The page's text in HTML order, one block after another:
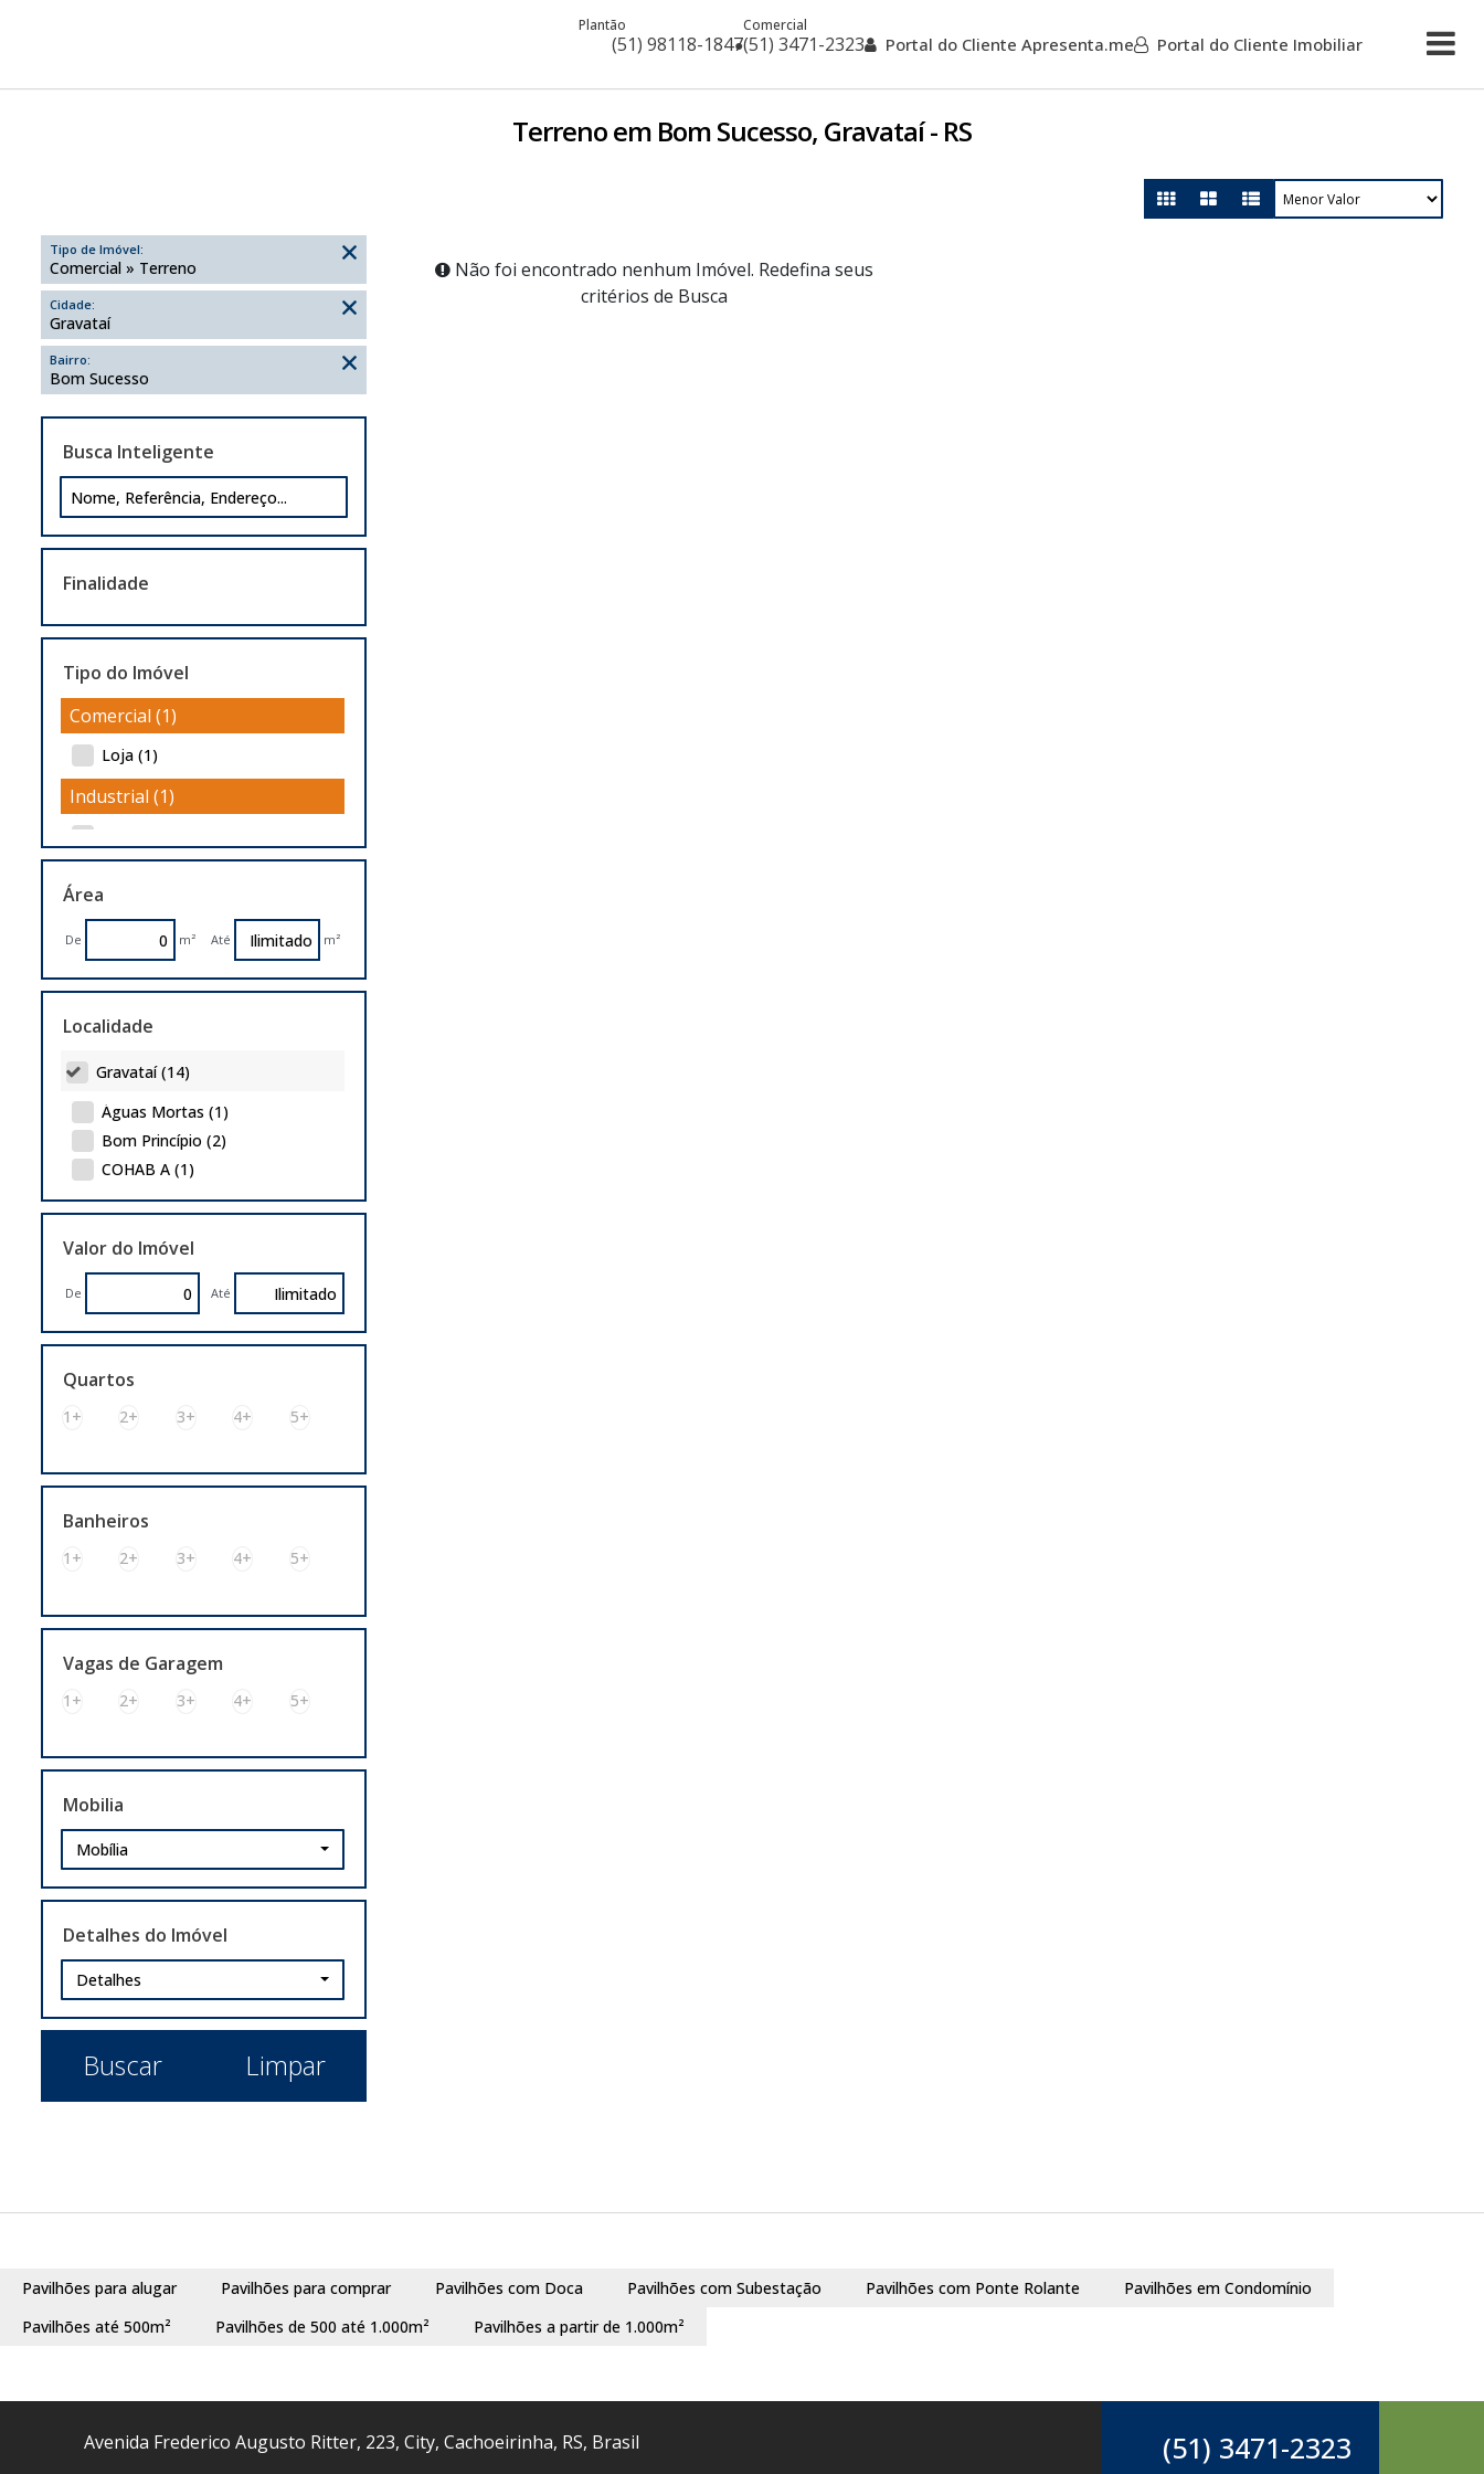
(51) 98118-1847
Plantão
(51) 3471-2323
Comercial
Portal do Cliente Apresenta.me Portal do Cliente Imobiliar
Terreno em Bom Sucesso, Gravataí - RS
Tipo de Imóvel:
Comercial » Terreno
Cidade:
Gravataí
Bairro:
Bom Sucesso
Busca Inteligente
Finalidade
Tipo do Imóvel
Comercial (1)
Loja (1)
Industrial (1)
Área
De m² Até m²
Localidade
Gravataí (14)
Águas Mortas (1)
Bom Princípio (2)
COHAB A (1)
Morada do Vale III (1)
Parque Florido (1)
São Jerônimo (3)
Sítio Gaúcho (1)
Vera Cruz (1)
Porto Alegre (7)
Farrapos (1)
Pedra Redonda (1)
Sarandi (4)
Cachoeirinha (6)
Bairro V Cachoeirinha (1)
Bom Princípio (1)
Distrito Industrial (1)
Valor do Imóvel
De Até
Quartos
1+ 2+ 3+ 4+ 5+
Banheiros
1+ 2+ 3+ 4+ 5+
Vagas de Garagem
1+ 2+ 3+ 4+ 5+
Mobilia
Mobília
Detalhes do Imóvel
Detalhes
Buscar Limpar
Não foi encontrado nenhum Imóvel. Redefina seus
critérios de Busca
Pavilhões para alugar Pavilhões para comprar Pavilhões com Doca Pavilhões com Subestação Pavilhões com Ponte Rolante
Pavilhões em Condomínio
Pavilhões até 500m²
Pavilhões de 500 até 1.000m² Pavilhões a partir de 1.000m²
(51) 3471-2323
Avenida Frederico Augusto Ritter, 223, City, Cachoeirinha, RS, Brasil